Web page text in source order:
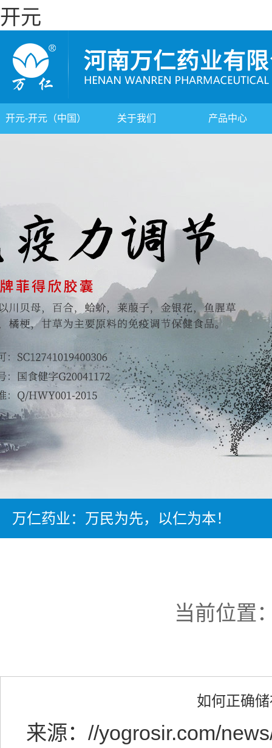
开元
开元-开元（中国） 关于我们 产品中心
万仁药业：万民为先，以仁为本！
当前位置
如何正确
来源： //yogrosir.com/